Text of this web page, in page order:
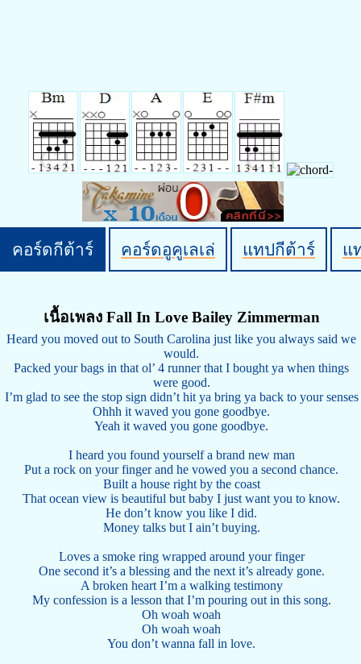
คอร์ดกีต้าร์ คอร์ดอูคูเลเล่ แทปกีต้าร์ แ
เนื้อเพลง Fall In Love Bailey Zimmerman
Heard you moved out to South Carolina just like you always said we
would.
Packed your bags in that ol’ 4 runner that I bought ya when things
were good.
I’m glad to see the stop sign didn’t hit ya bring ya back to your senses
Ohhh it waved you gone goodbye.
Yeah it waved you gone goodbye.
I heard you found yourself a brand new man
Put a rock on your finger and he vowed you a second chance.
Built a house right by the coast
That ocean view is beautiful but baby I just want you to know.
He don’t know you like I did.
Money talks but I ain’t buying.
Loves a smoke ring wrapped around your finger
One second it’s a blessing and the next it’s already gone.
A broken heart I’m a walking testimony
My confession is a lesson that I’m pouring out in this song.
Oh woah woah
Oh woah woah
You don’t wanna fall in love.